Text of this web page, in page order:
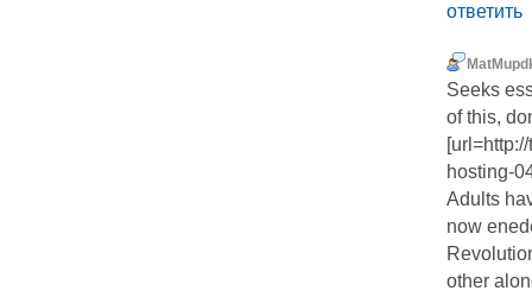
ответить
Seeks
of this,
hosting-
Adults
now
other